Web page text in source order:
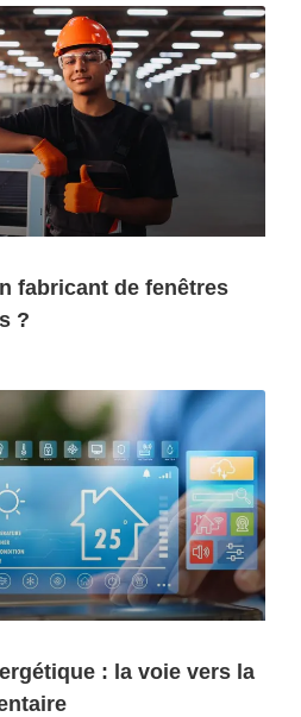
fabricant de fenêtres
?
: la voie vers la